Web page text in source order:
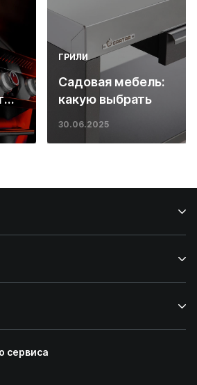
ГРИЛИ
Садовая мебель:
какую выбрать
30.06.2025
сервиса